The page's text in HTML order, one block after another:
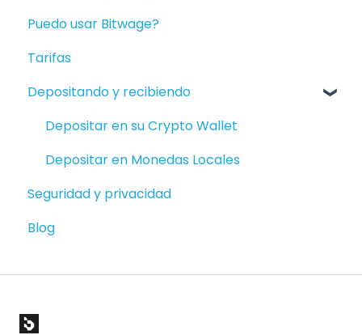
Ser pagado
Mantenimiento de la cuenta
Informes
Productos disponibles
Facturas/Clientes
Bank Accounts and Crypto Wallets
Reclamos
Empezando
Nóminas de Financiamiento
Bitwage Business Trabajadores
Cobrar a Empresas
Puedo usar Bitwage?
Tarifas
Depositando y recibiendo
Depositar en su Crypto Wallet
Depositar en Monedas Locales
Seguridad y privacidad
Blog